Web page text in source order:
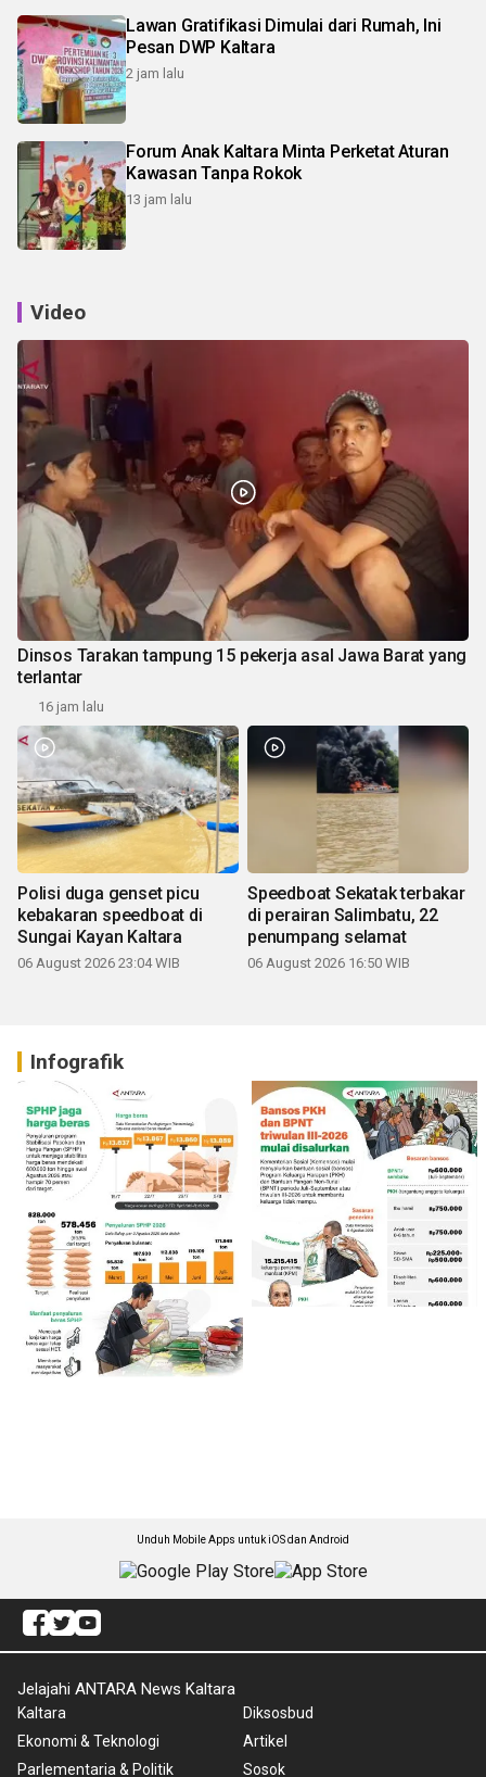
Lawan Gratifikasi Dimulai dari Rumah, Ini
Pesan DWP Kaltara
2 jam lalu
Forum Anak Kaltara Minta Perketat Aturan
Kawasan Tanpa Rokok
13 jam lalu
Video
Dinsos Tarakan tampung 15 pekerja asal Jawa Barat yang
terlantar
16 jam lalu
Polisi duga genset picu
kebakaran speedboat di
Sungai Kayan Kaltara
06 August 2026 23:04 WIB
Speedboat Sekatak terbakar
di perairan Salimbatu, 22
penumpang selamat
06 August 2026 16:50 WIB
Infografik
Unduh Mobile Apps untuk iOS dan Android
Jelajahi ANTARA News Kaltara
Kaltara
Ekonomi & Teknologi
Parlementaria & Politik
Diksosbud
Artikel
Sosok